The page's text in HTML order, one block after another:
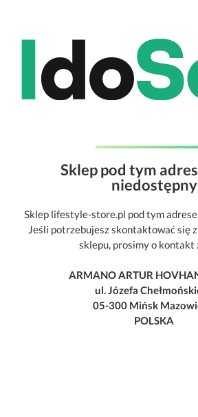
Sklep pod tym
niedostępny
Sklep lifestyle-store.pl pod tym
Jeśli potrzebujesz skontaktować się
sklepu, prosimy o kontakt
ARMANO ARTUR
ul. Józefa
05-300 Mińsk
POLSKA